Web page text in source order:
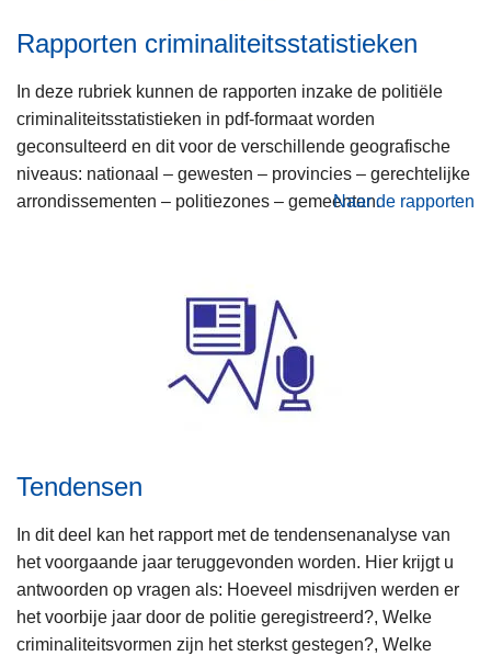
Rapporten criminaliteitsstatistieken
In deze rubriek kunnen de rapporten inzake de politiële
criminaliteitsstatistieken in pdf-formaat worden
geconsulteerd en dit voor de verschillende geografische
niveaus: nationaal – gewesten – provincies – gerechtelijke
arrondissementen – politiezones – gemeenten.Naar de rapporten
Tendensen
In dit deel kan het rapport met de tendensenanalyse van
het voorgaande jaar teruggevonden worden. Hier krijgt u
antwoorden op vragen als: Hoeveel misdrijven werden er
het voorbije jaar door de politie geregistreerd?, Welke
criminaliteitsvormen zijn het sterkst gestegen?, Welke